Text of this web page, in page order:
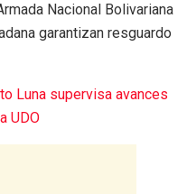
Nacional Bolivariana
garantizan resguardo
Luna supervisa avances
UDO